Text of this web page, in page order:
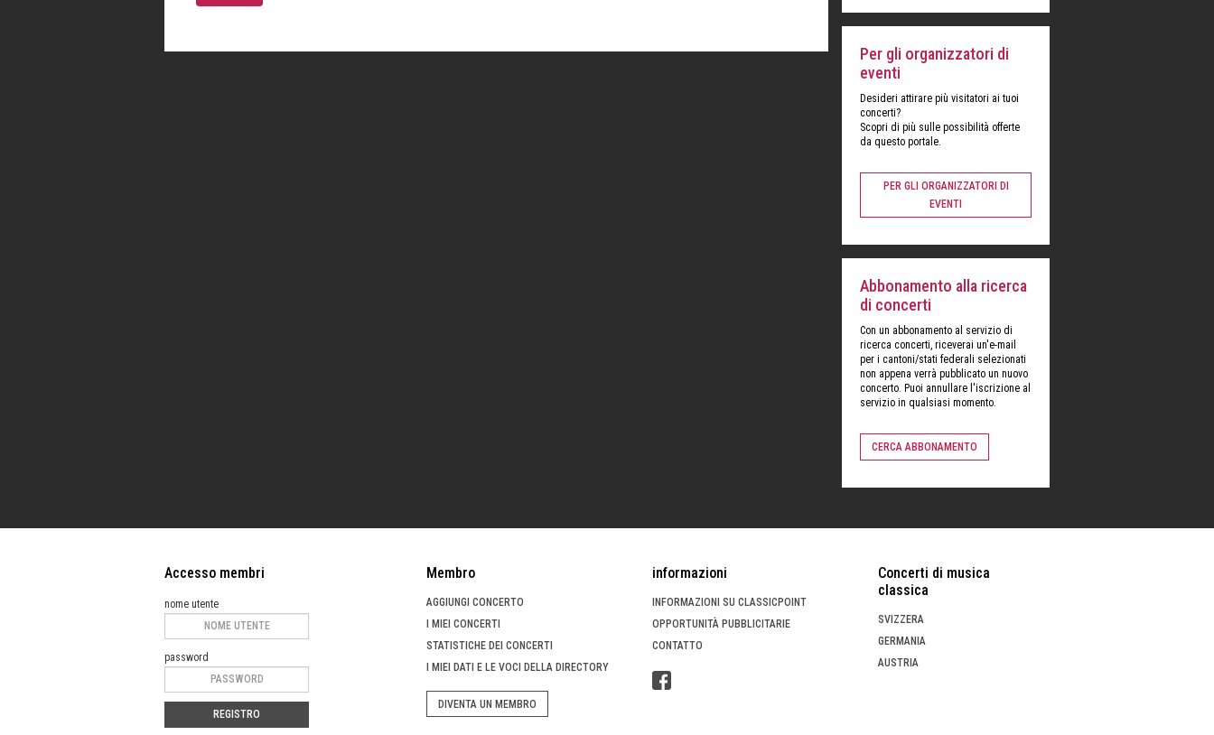
Per gli organizzatori di
eventi
Desideri attirare più visitatori ai tuoi
concerti?
Scopri di più sulle possibilità offerte
da questo portale.
PER GLI ORGANIZZATORI DI
EVENTI
Abbonamento alla ricerca
di concerti
Con un abbonamento al servizio di
ricerca concerti, riceverai un'e-mail
per i cantoni/stati federali selezionati
non appena verrà pubblicato un nuovo
concerto. Puoi annullare l'iscrizione al
servizio in qualsiasi momento.
CERCA ABBONAMENTO
Accesso membri
nome utente
password
REGISTRO
Membro
AGGIUNGI CONCERTO
I MIEI CONCERTI
STATISTICHE DEI CONCERTI
I MIEI DATI E LE VOCI DELLA DIRECTORY
DIVENTA UN MEMBRO
informazioni
INFORMAZIONI SU CLASSICPOINT
OPPORTUNITÀ PUBBLICITARIE
CONTATTO
Concerti di musica
classica
SVIZZERA
GERMANIA
AUSTRIA